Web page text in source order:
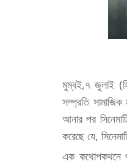
মুম্বই,৭ জুলাই
সম্প্রতি সামাজিক
আনার পর
করেছে যে,
এক কথোপকথনে